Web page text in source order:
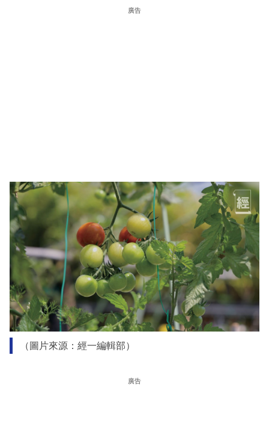
廣告
（圖片來源：經一編輯部）
廣告